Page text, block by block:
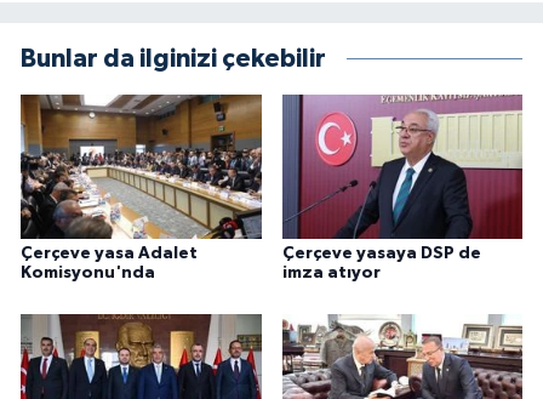
Bunlar da ilginizi çekebilir
Çerçeve yasa Adalet
Komisyonu'nda
Çerçeve yasaya DSP de
imza atıyor